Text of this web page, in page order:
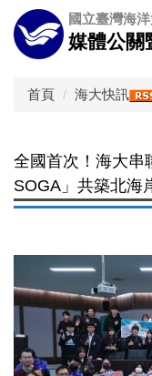
跳
到
主
國立臺灣海
媒體公關
首頁 海大快訊
全國首次！海大串
SOGA」共築北海